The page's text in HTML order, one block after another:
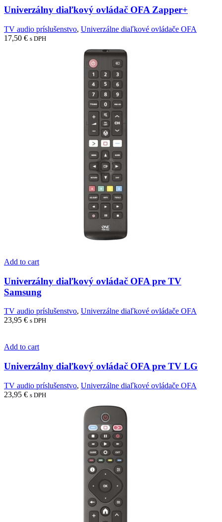
Univerzálny diaľkový ovládač OFA Zapper+
TV audio príslušenstvo, Univerzálne diaľkové ovládače OFA
17,50 € s DPH
Add to cart
Univerzálny diaľkový ovládač OFA pre TV
Samsung
TV audio príslušenstvo, Univerzálne diaľkové ovládače OFA
23,95 € s DPH
Add to cart
Univerzálny diaľkový ovládač OFA pre TV LG
TV audio príslušenstvo, Univerzálne diaľkové ovládače OFA
23,95 € s DPH